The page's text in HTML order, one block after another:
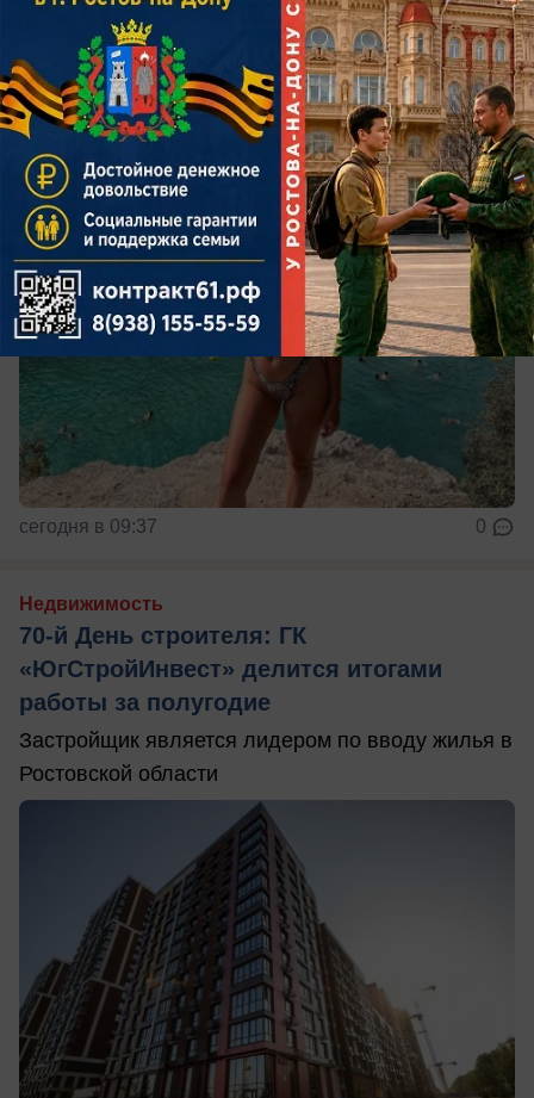
числу порноактрис
За последние 10 лет число моделей 18+ на Дону
заметно выросло
сегодня в 09:37 0
Недвижимость
70-й День строителя: ГК
«ЮгСтройИнвест» делится итогами
работы за полугодие
Застройщик является лидером по вводу жилья в
Ростовской области